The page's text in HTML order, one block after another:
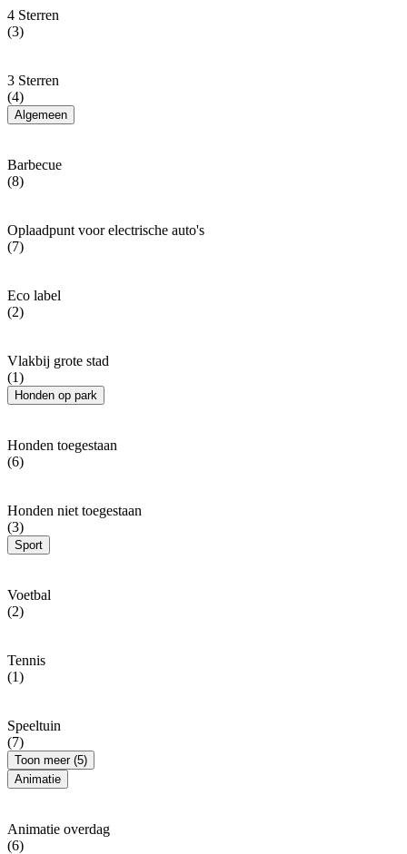
4 Sterren
(3)
3 Sterren
(4)
Algemeen
Barbecue
(8)
Oplaadpunt voor electrische auto's
(7)
Eco label
(2)
Vlakbij grote stad
(1)
Honden op park
Honden toegestaan
(6)
Honden niet toegestaan
(3)
Sport
Voetbal
(2)
Tennis
(1)
Speeltuin
(7)
Toon meer (5)
Animatie
Animatie overdag
(6)